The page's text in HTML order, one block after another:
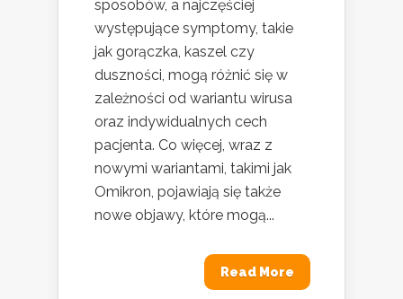
sposobów, a najczęściej
występujące symptomy, takie
jak gorączka, kaszel czy
duszności, mogą różnić się w
zależności od wariantu wirusa
oraz indywidualnych cech
pacjenta. Co więcej, wraz z
nowymi wariantami, takimi jak
Omikron, pojawiają się także
nowe objawy, które mogą...
Read More